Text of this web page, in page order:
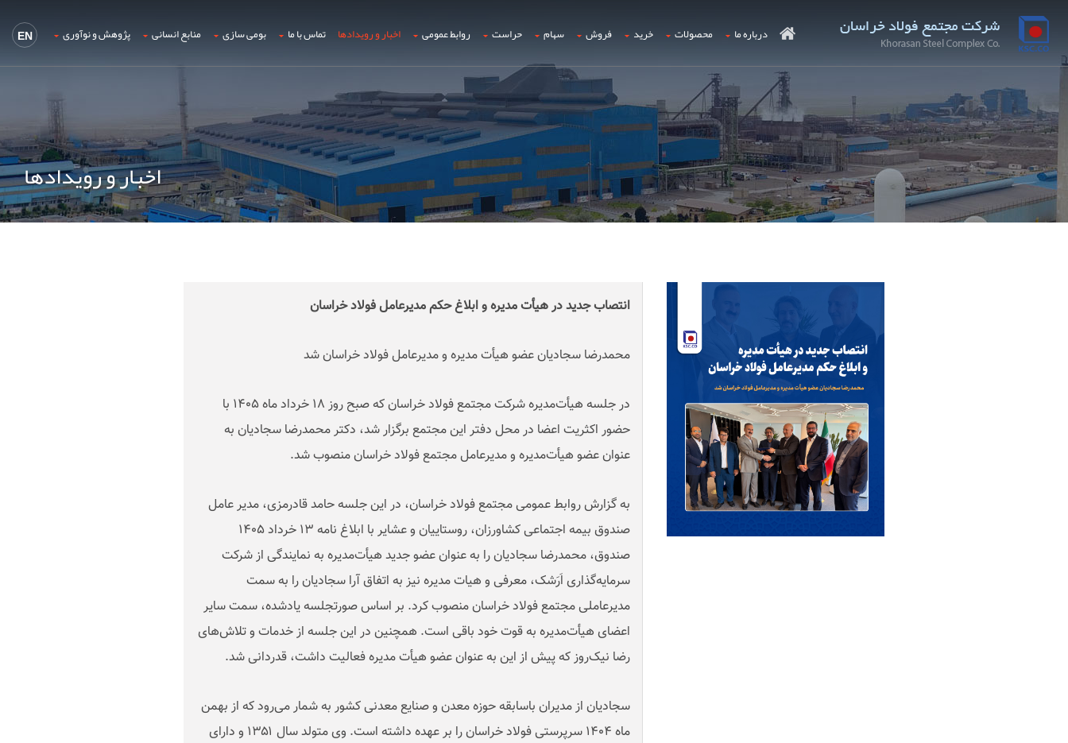
EN درباره ما محصولات خرید فروش سهام حراست روابط عمومی اخبار و رویدادها تماس با ما بومی سازی منابع انسانی پژوهش و نوآوری
اخبار و رویدادها
انتصاب جدید در هیأت مدیره و ابلاغ حکم مدیرعامل فولاد خراسان
محمدرضا سجادیان عضو هیأت مدیره و مدیرعامل فولاد خراسان شد
در جلسه هیأت‌مدیره شرکت مجتمع فولاد خراسان که صبح روز ۱۸ خرداد ماه ۱۴۰۵ با
حضور اکثریت اعضا در محل دفتر این مجتمع برگزار شد، دکتر محمدرضا سجادیان به
عنوان عضو هیأت‌مدیره و مدیرعامل مجتمع فولاد خراسان منصوب شد.
به گزارش روابط عمومی مجتمع فولاد خراسان، در این جلسه حامد قادرمزی، مدیر عامل
صندوق بیمه اجتماعی کشاورزان، روستاییان و عشایر با ابلاغ نامه ۱۳ خرداد ۱۴۰۵
صندوق، محمدرضا سجادیان را به عنوان عضو جدید هیأت‌مدیره به نمایندگی از شرکت
سرمایه‌گذاری اَرَشک، معرفی و هیات مدیره نیز به اتفاق آرا سجادیان را به سمت
مدیرعاملی مجتمع فولاد خراسان منصوب کرد. بر اساس صورتجلسه یادشده، سمت سایر
اعضای هیأت‌مدیره به قوت خود باقی است. همچنین در این جلسه از خدمات و تلاش‌های
رضا نیک‌روز که پیش از این به عنوان عضو هیأت مدیره فعالیت داشت، قدردانی شد.
سجادیان از مدیران باسابقه حوزه معدن و صنایع معدنی کشور به شمار می‌رود که از بهمن
ماه ۱۴۰۴ سرپرستی فولاد خراسان را بر عهده داشته است. وی متولد سال ۱۳۵۱ و دارای